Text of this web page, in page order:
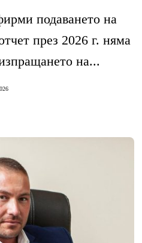
подаването на
през 2026 г. няма
на...